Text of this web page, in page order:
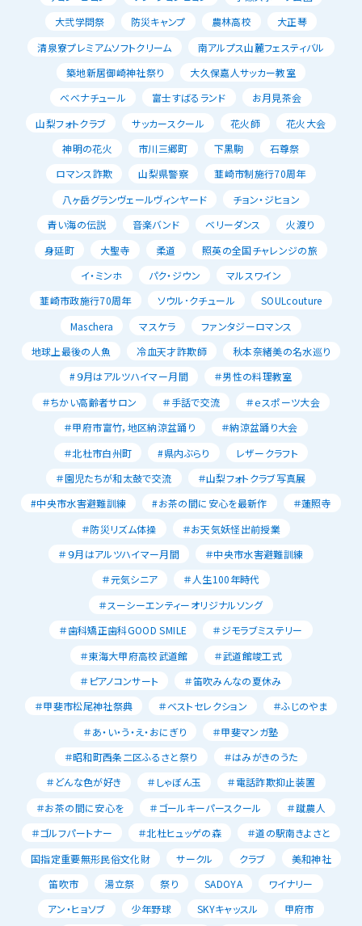
大弐学問祭
防災キャンプ 農林高校
大正琴
清泉寮プレミアムソフトクリーム
南アルプス山麓フェスティバル
築地新居御崎神社祭り
大久保嘉人サッカー教室
べべナチュール
富士すばるランド
お月見茶会
山梨フォトクラブ
サッカースクール 花火師
花火大会
神明の花火
市川三郷町 下黒駒
石尊祭
ロマンス詐欺
山梨県警察
韮崎市制施行70周年
八ヶ岳グランヴェールヴィンヤード
チョン・ジヒョン
青い海の伝説
音楽バンド ベリーダンス
火渡り
身延町
大聖寺 柔道
照英の全国チャレンジの旅
イ・ミンホ
パク・ジウン
マルスワイン
韮崎市政施行70周年
ソウル･クチュール
SOULcouture
Maschera
マスケラ
ファンタジーロマンス
地球上最後の人魚
冷血天才詐欺師
秋本奈緒美の名水巡り
#９月はアルツハイマー月間
＃男性の料理教室
＃ちかい高齢者サロン
＃手話で交流
＃ｅスポーツ大会
＃甲府市富竹，地区納涼盆踊り
＃納涼盆踊り大会
＃北杜市白州町
#県内ぶらり
レザークラフト
＃園児たちが和太鼓で交流
＃山梨フォトクラブ写真展
#中央市水害避難訓練
#お茶の間に安心を最新作
＃蓮照寺
＃防災リズム体操
＃お天気妖怪出前授業
＃９月はアルツハイマー月間
＃中央市水害避難訓練
＃元気シニア
＃人生100年時代
＃スーシーエンティーオリジナルソング
＃歯科矯正歯科GOOD SMILE
＃ジモラブミステリー
＃東海大甲府高校武道館
＃武道館竣工式
＃ピアノコンサート
＃笛吹みんなの夏休み
＃甲斐市松尾神社祭典
＃ベストセレクション
＃ふじのやま
＃あ・い・う・え・おにぎり
＃甲斐マンガ塾
＃昭和町西条二区ふるさと祭り
＃はみがきのうた
＃どんな色が好き
＃しゃぼん玉
＃電話詐欺抑止装置
＃お茶の間に安心を
＃ゴールキーパースクール
＃蹴農人
＃ゴルフパートナー
＃北杜ヒュッゲの森
＃道の駅南きよさと
国指定重要無形民俗文化財
サークル クラブ
美和神社
笛吹市
湯立祭 祭り SADOYA
ワイナリー
アン・ヒョソブ
少年野球 SKYキャッスル
甲府市